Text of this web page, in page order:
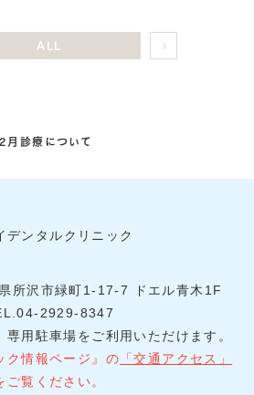
ALL
2月診療について
沢市緑町1-17-7 ドエル青木1F
2929-8347
用駐車場をご利用いただけます。
ク情報ページ』の 「交通アクセス」
ご覧ください。